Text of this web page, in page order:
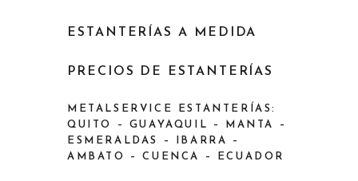
ESTANTERÍAS A MEDIDA
PRECIOS DE ESTANTERÍAS
METALSERVICE ESTANTERÍAS:
QUITO – GUAYAQUIL – MANTA –
ESMERALDAS – IBARRA –
AMBATO – CUENCA – ECUADOR